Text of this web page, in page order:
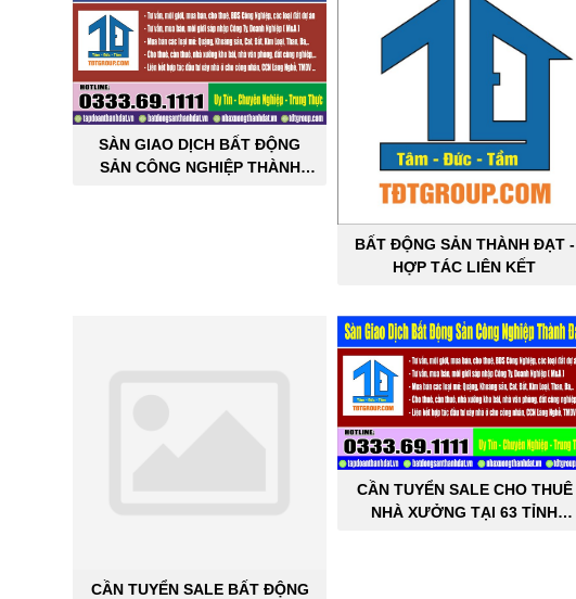
SÀN GIAO DỊCH BẤT ĐỘNG
SẢN CÔNG NGHIỆP THÀNH
BẤT ĐỘNG SẢN THÀNH ĐẠT -
HỢP TÁC LIÊN KẾT
CẦN TUYỂN SALE BẤT ĐỘNG
CẦN TUYỂN SALE CHO THUÊ
NHÀ XƯỞNG TẠI 63 TỈNH